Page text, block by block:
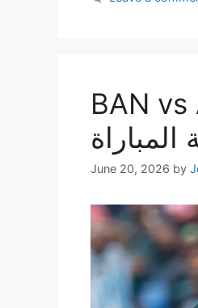
BAN
المباراة
June 20, 2026 by